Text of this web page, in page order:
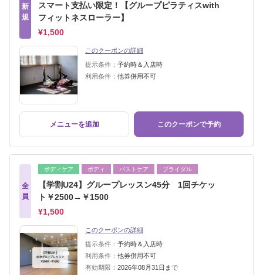
新
規
スマート支払い限定！【グループピラティスwith
フィットネスローラー】
¥1,500
このクーポンの詳細
提示条件： 予約時＆入店時
利用条件： 他券併用不可
メニューを追加 このクーポンで予約
全
員
ボディケア ボディ バストケア ブライダル
【学割U24】グループレッスン45分 1回チケッ
ト￥2500→￥1500
¥1,500
このクーポンの詳細
提示条件： 予約時＆入店時
利用条件： 他券併用不可
有効期限： 2026年08月31日まで